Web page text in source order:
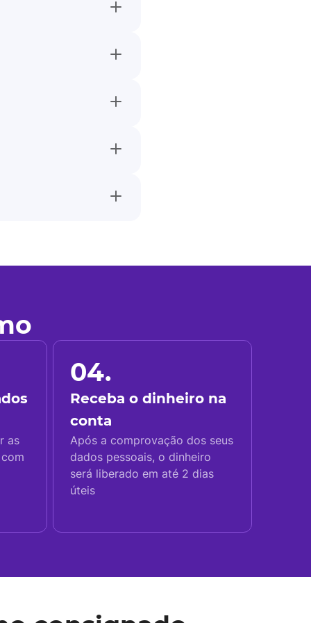
as
04.
Receba o dinheiro na
conta
Após a comprovação dos seus
dados pessoais, o dinheiro
será liberado em até 2 dias
úteis